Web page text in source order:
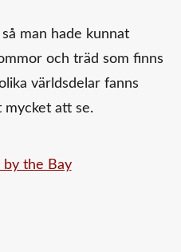
man hade kunnat
och träd som finns
världsdelar fanns
mycket att se.